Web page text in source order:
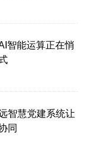
智能运算正在悄
智慧党建系统让
同